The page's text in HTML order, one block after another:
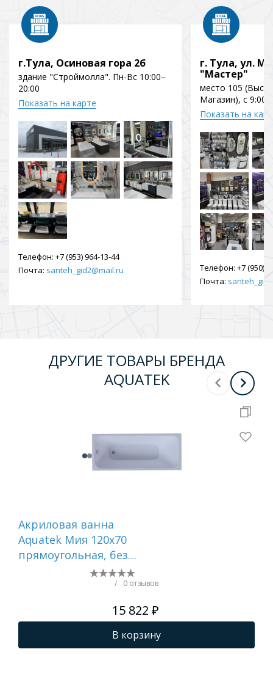
г.Тула, Осиновая гора 2б
здание "Строймолла". Пн-Вс 10:00–
20:00
Показать на карте
Телефон: +7 (953) 964-13-44
Почта: santeh_gid2@mail.ru
г. Тула, ул.
"Мастер"
место 105
Магазин), с 9:00
Показать на
Телефон: +7 (950)
Почта:
ДРУГИЕ ТОВАРЫ БРЕНДА
AQUATEK
Акриловая ванна
Aquatek Мия 120x70
прямоугольная, без
каркаса и экрана
/ 0 отзывов
15 822 ₽
В корзину